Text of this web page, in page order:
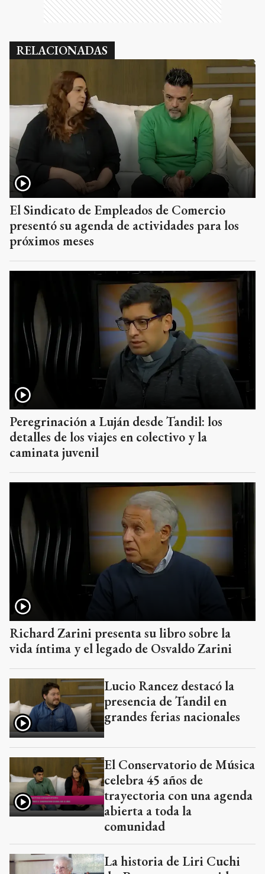
RELACIONADAS
El Sindicato de Empleados de Comercio
presentó su agenda de actividades para los
próximos meses
Peregrinación a Luján desde Tandil: los
detalles de los viajes en colectivo y la
caminata juvenil
Richard Zarini presenta su libro sobre la
vida íntima y el legado de Osvaldo Zarini
Lucio Rancez destacó la
presencia de Tandil en
grandes ferias nacionales
El Conservatorio de Música
celebra 45 años de
trayectoria con una agenda
abierta a toda la
comunidad
La historia de Liri Cuchi